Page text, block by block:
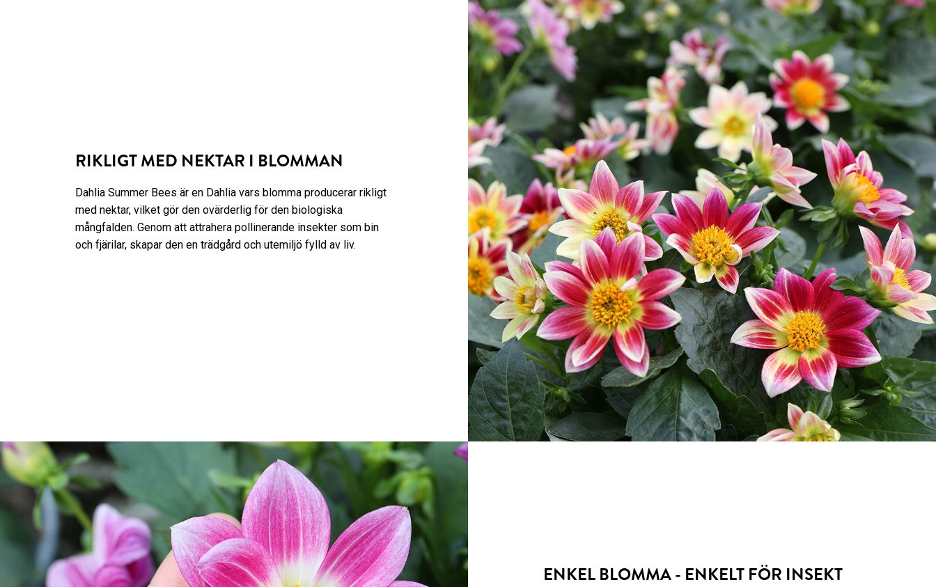
RIKLIGT MED NEKTAR I BLOMMAN
Dahlia Summer Bees är en Dahlia vars blomma producerar rikligt
med nektar, vilket gör den ovärderlig för den biologiska
mångfalden. Genom att attrahera pollinerande insekter som bin
och fjärilar, skapar den en trädgård och utemiljö fylld av liv.
ENKEL BLOMMA - ENKELT FÖR INSEKT